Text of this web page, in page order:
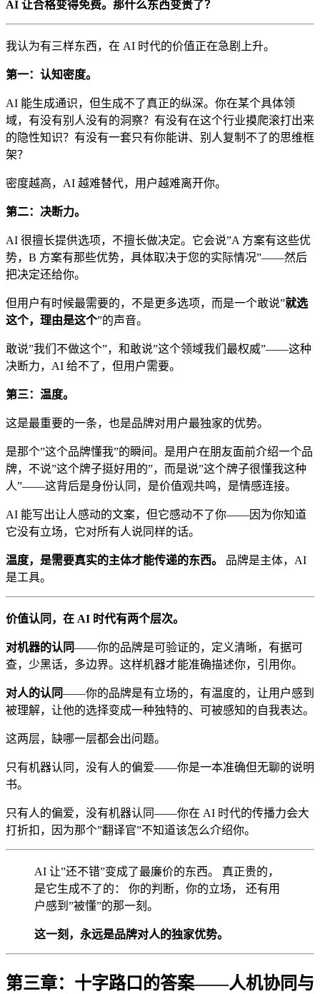
AI 让合格变得免费。那什么东西变贵了？
我认为有三样东西，在 AI 时代的价值正在急剧上升。
第一：认知密度。
AI 能生成通识，但生成不了真正的纵深。你在某个具体领
域，有没有别人没有的洞察？有没有在这个行业摸爬滚打出来
的隐性知识？有没有一套只有你能讲、别人复制不了的思维框
架？
密度越高，AI 越难替代，用户越难离开你。
第二：决断力。
AI 很擅长提供选项，不擅长做决定。它会说”A 方案有这些优
势，B 方案有那些优势，具体取决于您的实际情况”——然后
把决定还给你。
但用户有时候最需要的，不是更多选项，而是一个敢说”就选
这个，理由是这个”的声音。
敢说”我们不做这个”，和敢说”这个领域我们最权威”——这种
决断力，AI 给不了，但用户需要。
第三：温度。
这是最重要的一条，也是品牌对用户最独家的优势。
是那个”这个品牌懂我”的瞬间。是用户在朋友面前介绍一个品
牌，不说”这个牌子挺好用的”，而是说”这个牌子很懂我这种
人”——这背后是身份认同，是价值观共鸣，是情感连接。
AI 能写出让人感动的文案，但它感动不了你——因为你知道
它没有立场，它对所有人说同样的话。
温度，是需要真实的主体才能传递的东西。
品牌是主体，AI
是工具。
价值认同，在 AI 时代有两个层次。
对机器的认同——你的品牌是可验证的，定义清晰，有据可
查，少黑话，多边界。这样机器才能准确描述你，引用你。
对人的认同——你的品牌是有立场的，有温度的，让用户感到
被理解，让他的选择变成一种独特的、可被感知的自我表达。
这两层，缺哪一层都会出问题。
只有机器认同，没有人的偏爱——你是一本准确但无聊的说明
书。
只有人的偏爱，没有机器认同——你在 AI 时代的传播力会大
打折扣，因为那个”翻译官”不知道该怎么介绍你。
AI 让”还不错”变成了最廉价的东西。 真正贵的，
是它生成不了的： 你的判断，你的立场， 还有用
户感到”被懂”的那一刻。
这一刻，永远是品牌对人的独家优势。
第三章：十字路口的答案——人机协同与